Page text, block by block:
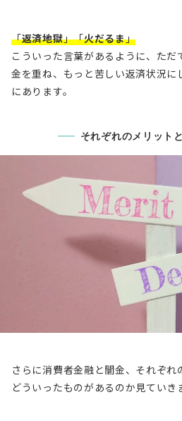
「返済地獄」「火だるま」
こういった言葉があるように、た
金を重ね、もっと苦しい返済状況に
にあります。
それぞれのメリット
さらに消費者金融と闇金、それぞ
どういったものがあるのか見ていき